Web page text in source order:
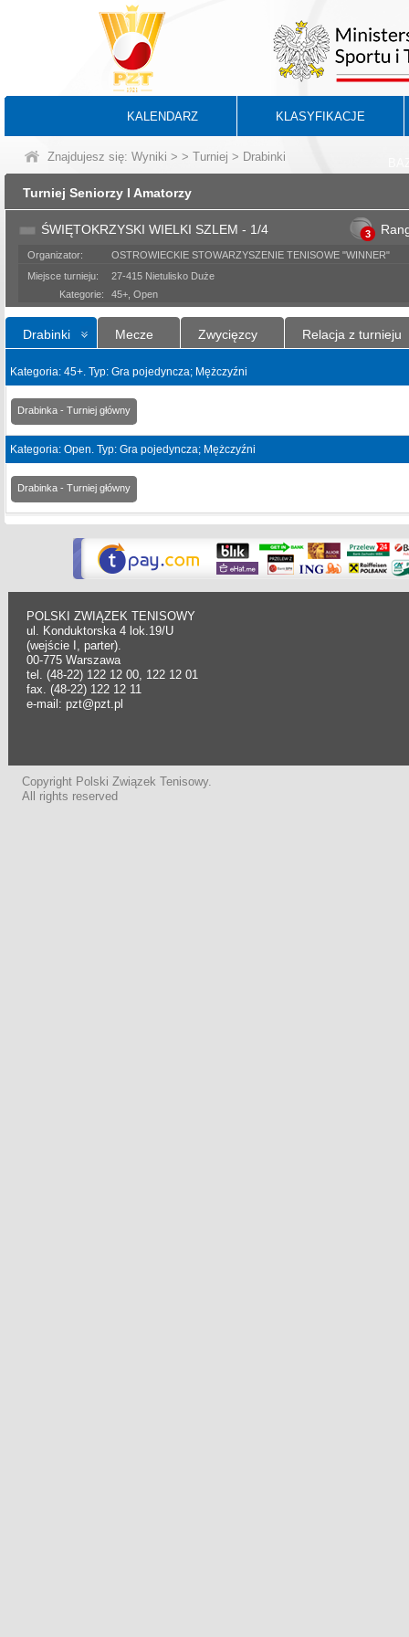
KALENDARZ KLASYFIKACJE
Znajdujesz się: Wyniki > > Turniej > Drabinki
Turniej Seniorzy I Amatorzy
ŚWIĘTOKRZYSKI WIELKI SZLEM - 1/4 3
Organizator:
OSTROWIECKIE STOWARZYSZENIE TENISOWE "WINNER"
Miejsce turnieju:
27-415 Nietulisko Duże
Kategorie:
45+, Open
Drabinki Mecze Zwycięzcy Relacja z turnieju
Kategoria: 45+. Typ: Gra pojedyncza; Mężczyźni
Drabinka - Turniej główny
Kategoria: Open. Typ: Gra pojedyncza; Mężczyźni
Drabinka - Turniej główny
POLSKI ZWIĄZEK TENISOWY
ul. Konduktorska 4 lok.19/U
(wejście I, parter).
00-775 Warszawa
tel. (48-22) 122 12 00, 122 12 01
fax. (48-22) 122 12 11
e-mail: pzt@pzt.pl
Copyright Polski Związek Tenisowy.
All rights reserved